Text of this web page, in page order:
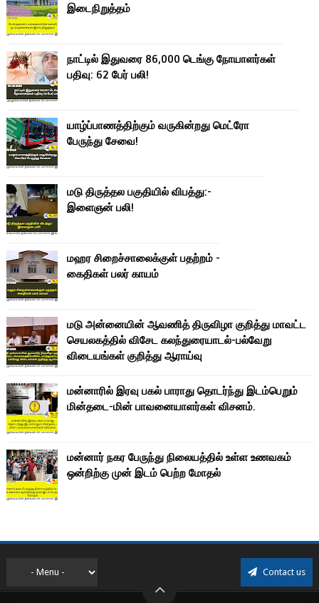
இடைநிறுத்தம்
நாட்டில் இதுவரை 86,000 டெங்கு நோயாளர்கள்
பதிவு: 62 பேர் பலி!
யாழ்ப்பாணத்திற்கும் வருகின்றது மெட்ரோ
பேருந்து சேவை!
மடு திருத்தல பகுதியில் விபத்து:-
இளைஞன் பலி!
மஹர சிறைச்சாலைக்குள் பதற்றம் -
கைதிகள் பலர் காயம்
மடு அன்னையின் ஆவணித் திருவிழா குறித்து மாவட்ட
செயலகத்தில் விசேட கலந்துரையாடல்-பல்வேறு
விடையங்கள் குறித்து ஆராய்வு
மன்னாரில் இரவு பகல் பாராது தொடர்ந்து இடம்பெறும்
மின்தடை-மின் பாவனையாளர்கள் விசனம்.
மன்னார் நகர பேருந்து நிலையத்தில் உள்ள உணவகம்
ஒன்றிற்கு முன் இடம் பெற்ற மோதல்
Contact us